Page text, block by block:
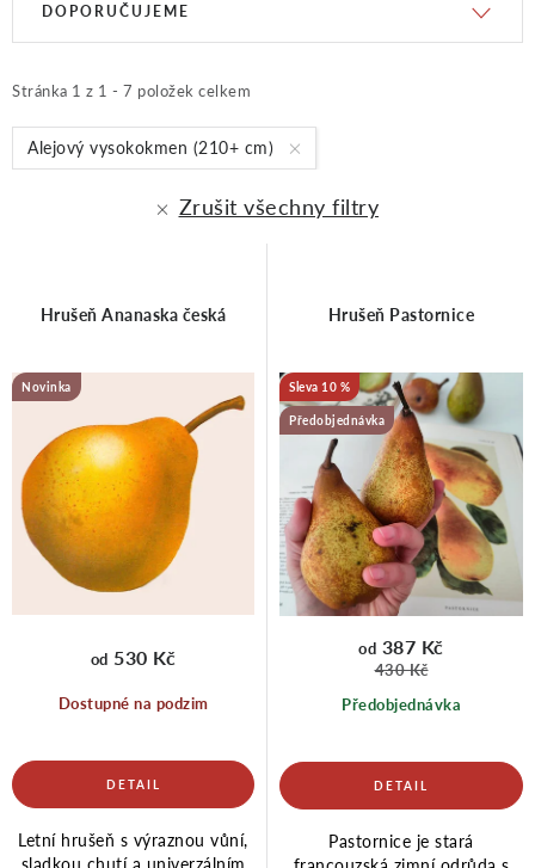
ý
p
p
o
t
Stránka 1 z 1 - 7 položek celkem
a
z
í
p
r
k
DOPORUČUJEME
Alejový vysokokmen (210+ cm)
Zrušit všechny filtry
Hrušeň Ananaska česká
Novinka
Dostupné na podzim
od 530 Kč
Letní hrušeň s výraznou vůní,
sladkou chutí a univerzálním
Hrušeň Pastornice
10 %
Předobjednávka
Předobjednávka
od 387 Kč
430 Kč
Pastornice je stará